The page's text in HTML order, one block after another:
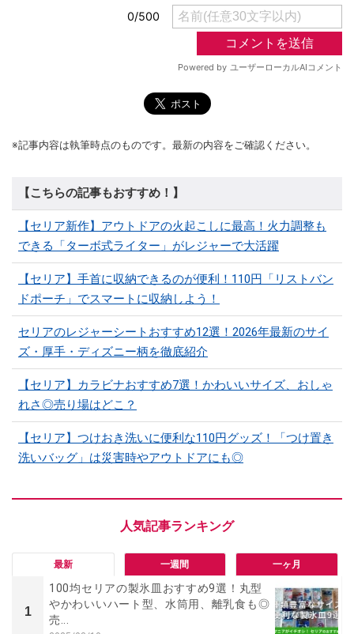
※記事内容は執筆時点のものです。最新の内容をご確認ください。
【こちらの記事もおすすめ！】
【セリア新作】アウトドアの火起こしに最高！火力調整も
できる「ターボ式ライター」がレジャーで大活躍
【セリア】手首に収納できるのが便利！110円「リストバン
ドポーチ」でスマートに収納しよう！
セリアのレジャーシートおすすめ12選！2026年最新のサイ
ズ・厚手・ディズニー柄を徹底紹介
【セリア】カラビナおすすめ7選！かわいいサイズ、おしゃ
れさ◎売り場はどこ？
【セリア】つけおき洗いに便利な110円グッズ！「つけ置き
洗いバッグ」は災害時やアウトドアにも◎
最新 一週間 一ヶ月
1
100均セリアの製氷皿おすすめ9選！丸型
やかわいいハート型、水筒用、離乳食も◎
売...